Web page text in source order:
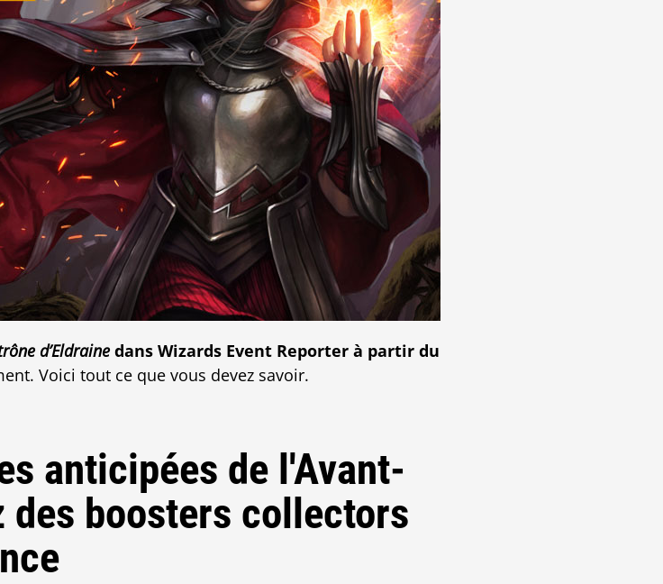
d’Eldraine dans Wizards Event Reporter à partir du
Voici tout ce que vous devez savoir.
anticipées de l'Avant-
des boosters collectors